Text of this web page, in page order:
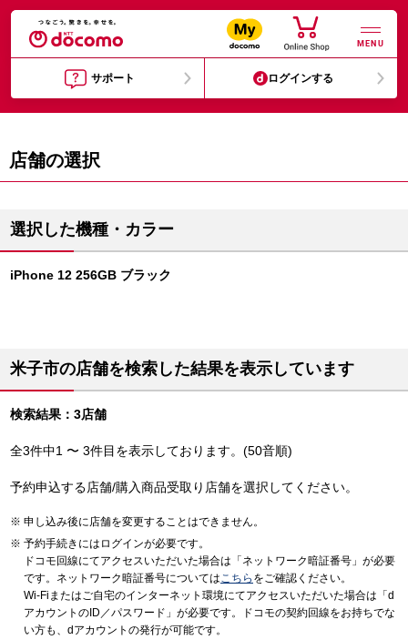
MENU
サポート ログインする
店舗の選択
選択した機種・カラー
iPhone 12 256GB ブラック
米子市の店舗を検索した結果を表示しています
検索結果：3店舗
全3件中1 〜 3件目を表示しております。(50音順)
予約申込する店舗/購入商品受取り店舗を選択してください。
申し込み後に店舗を変更することはできません。
予約手続きにはログインが必要です。
ドコモ回線にてアクセスいただいた場合は「ネットワーク暗証番号」が必要
です。ネットワーク暗証番号についてはこちら をご確認ください。
Wi-Fiまたはご自宅のインターネット環境にてアクセスいただいた場合は「d
アカウントのID／パスワード」が必要です。ドコモの契約回線をお持ちでな
い方も、dアカウントの発行が可能です。